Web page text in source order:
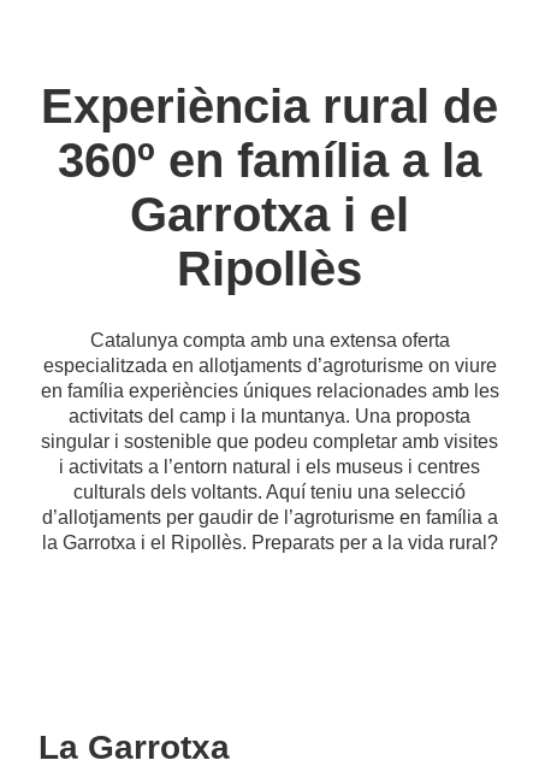
Experiència rural de
360º en família a la
Garrotxa i el
Ripollès
Catalunya compta amb una extensa oferta
especialitzada en allotjaments d’agroturisme on viure
en família experiències úniques relacionades amb les
activitats del camp i la muntanya. Una proposta
singular i sostenible que podeu completar amb visites
i activitats a l’entorn natural i els museus i centres
culturals dels voltants. Aquí teniu una selecció
d’allotjaments per gaudir de l’agroturisme en família a
la Garrotxa i el Ripollès. Preparats per a la vida rural?
La Garrotxa